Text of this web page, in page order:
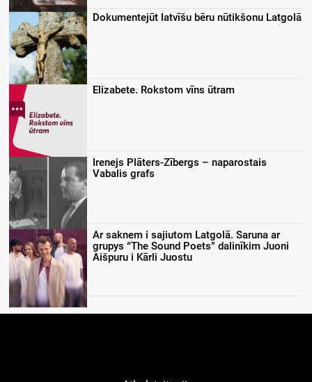
Dokumentejūt latvīšu bēru nūtikšonu Latgolā
Elizabete. Rokstom vīns ūtram
Irenejs Plāters-Zībergs – naparostais
Vabalis grafs
Ar saknem i sajiutom Latgolā. Saruna ar
grupys “The Sound Poets” dalinīkim Juoni
Aišpuru i Kārli Juostu